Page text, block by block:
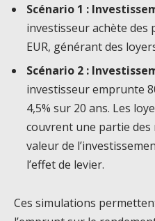
Scénario 1 :
investisseur achète des
EUR, générant des
Scénario 2 :
investisseur emprunte
4,5% sur 20 ans. Les
couvrent une partie des
valeur de
l’effet de levier.
Ces simulations